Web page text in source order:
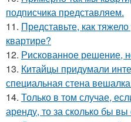
подписчика представляем.
11. Представьте, как
квартире?
12. Рискованное решение,
13. Китайцы придумали
специальная стена
14. Только в том случае,
аренду, то за сколько бы вы